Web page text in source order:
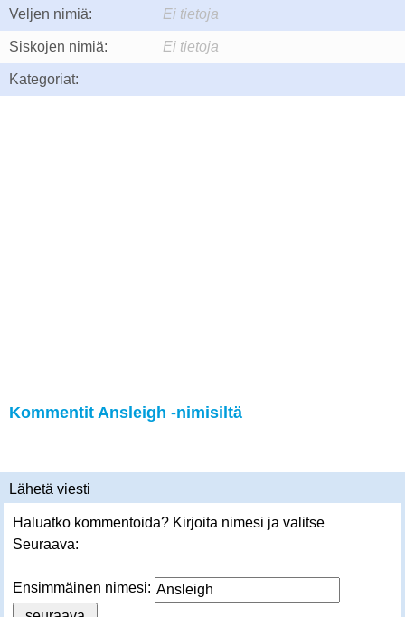
Veljen nimiä: Ei tietoja
Siskojen nimiä: Ei tietoja
Kategoriat:
Kommentit Ansleigh -nimisiltä
Lähetä viesti
Haluatko kommentoida? Kirjoita nimesi ja valitse
Seuraava:
Ensimmäinen nimesi: